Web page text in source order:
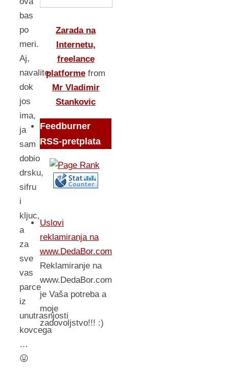
bas
po
meri.
Aj,
navalite
dok
jos
ima,
ja
sam
dobio
drsku,
sifru
i
kljuc,
a
za
sve
vas
parce
iz
unutrasnjosti
kovcega
…
😛
Zarada na
Internetu,
freelance
platforme from
Mr Vladimir
Stankovic
Feedburner
RSS-pretplata
Uslovi
reklamiranja na
www.DedaBor.com
Reklamiranje na
www.DedaBor.com
je Vaša potreba a
moje
zadovoljstvo!!! :)